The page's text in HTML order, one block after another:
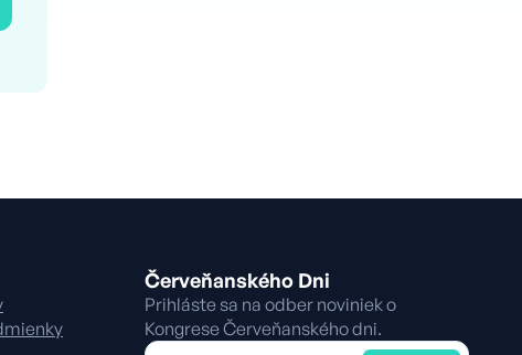
Červeňanského Dni
Prihláste sa na odber noviniek o
Kongrese Červeňanského dni.